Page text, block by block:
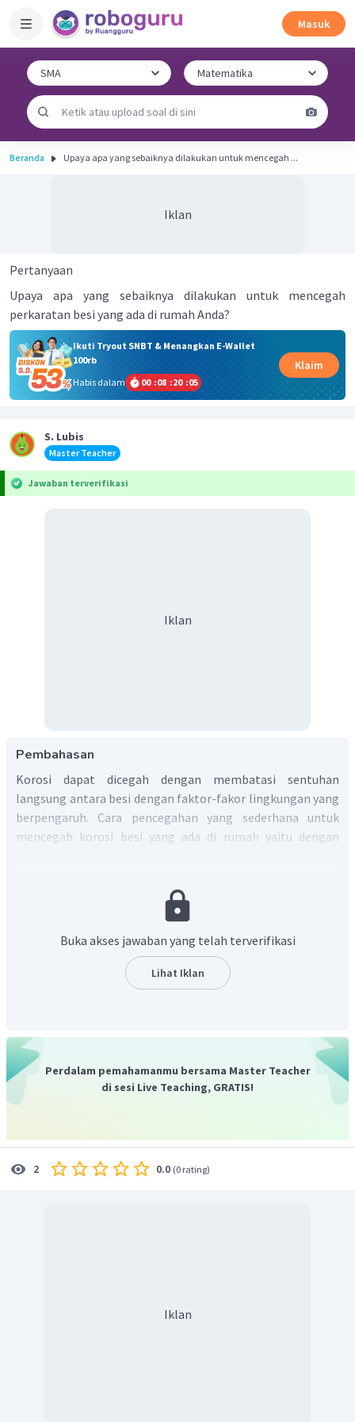
Masuk
Beranda Upaya apa yang sebaiknya dilakukan untuk mencegah ...
Iklan
Pertanyaan
Upaya apa yang sebaiknya dilakukan untuk mencegah
perkaratan besi yang ada di rumah Anda?
Ikuti Tryout SNBT & Menangkan E-Wallet
100rb
Habis dalam
00 :08 :20 :05
Klaim
S. Lubis
Master Teacher
Jawaban terverifikasi
Iklan
Pembahasan
Korosi dapat dicegah dengan membatasi sentuhan
langsung antara besi dengan faktor-fakor lingkungan yang
berpengaruh. Cara pencegahan yang sederhana untuk
mencegah korosi besi yang ada di rumah yaitu dengan
Jadi, pencegahan sederhana perkaratan besi adalah
dengan mengecat permukaan besi.
Buka akses jawaban yang telah terverifikasi
Lihat Iklan
Perdalam pemahamanmu bersama Master Teacher
di sesi Live Teaching, GRATIS!
2 0.0 (0 rating)
Iklan